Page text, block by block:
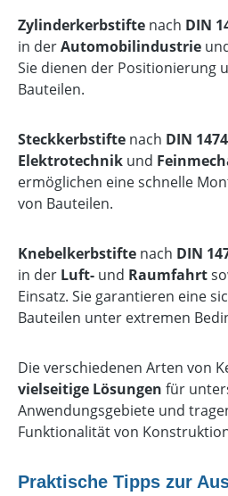
Zylinderkerbstifte nach DIN
in derAutomobilindustrie
Sie dienen der Positionierung
Bauteilen.
Steckkerbstifte nach DIN 1474
Elektrotechnik und
ermöglichen eine schnelle
von Bauteilen.
Knebelkerbstifte nach DIN
in der Luft- und Raumfahrt
Einsatz. Sie garantieren eine
Bauteilen unter extremen
Die verschiedenen Arten von
vielseitige Lösungen für
Anwendungsgebiete und
Funktionalität von
Praktische Tipps zur